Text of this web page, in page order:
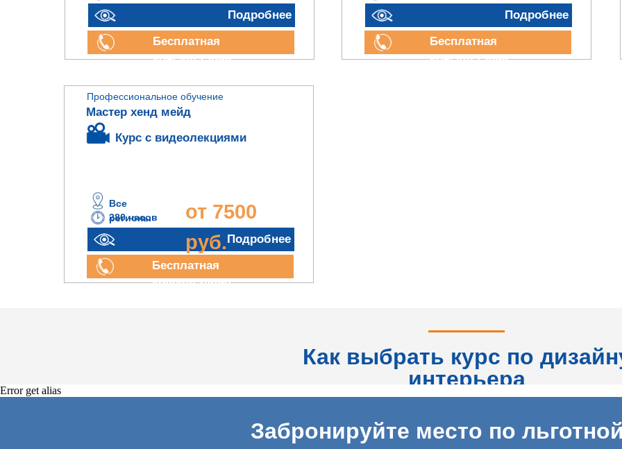
Подробнее
Бесплатная
консультация
Подробнее
Бесплатная
консультация
Мастер хенд мейд
280 часов
от 7500
руб.
Все
регионы
Профессиональное обучение
Подробнее
Бесплатная
консультация
Курс с видеолекциями
Как выбрать курс по
интерьера
Error get alias
Забронируйте место по